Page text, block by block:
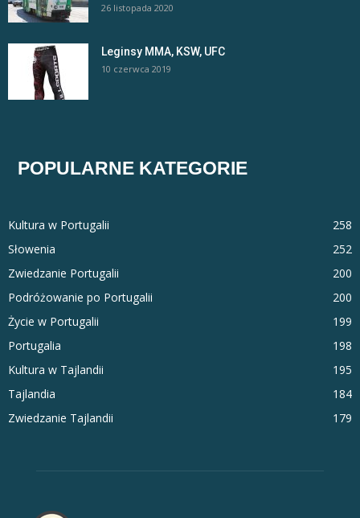
26 listopada 2020
Leginsy MMA, KSW, UFC
10 czerwca 2019
POPULARNE KATEGORIE
Kultura w Portugalii
258
Słowenia
252
Zwiedzanie Portugalii
200
Podróżowanie po Portugalii
200
Życie w Portugalii
199
Portugalia
198
Kultura w Tajlandii
195
Tajlandia
184
Zwiedzanie Tajlandii
179